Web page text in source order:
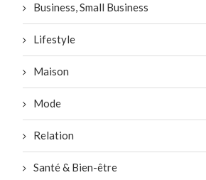
Business, Small Business
Lifestyle
Maison
Mode
Relation
Santé & Bien-être